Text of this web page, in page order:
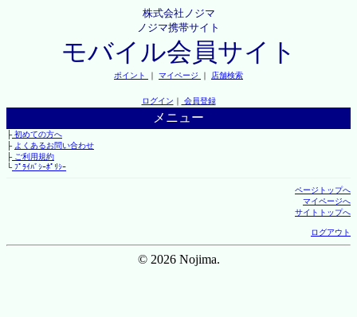
株式会社ノジマ
ノジマ携帯サイト
モバイル会員サイト
ポイント ｜ マイページ ｜ 店舗検索
ログイン ｜ 会員登録
メニュー
├初めての方へ
├ よくあるお問い合わせ
├ご利用規約
└ﾌﾟﾗｲﾊﾞｼｰﾎﾟﾘｼｰ
ページトップへ
マイページへ
サイトトップへ
ログアウト
© 2026 Nojima.